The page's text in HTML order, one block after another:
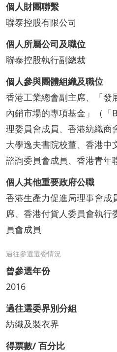
個人財團聯繫
聯泰控股有限公司
個人所屬公司及職位
聯泰控股執行副總裁
個人參與團體組織及職位
香港工業總會副主席、「發
內銷市場的專項基金」（「
理委員會成員、香港紡織商
大學逸夫書院校董、香港中
諮詢委員會成員、香港青年
個人其他重要政府公職
香港生產力促進局理事會成
席、香港付貨人委員會執行
員會成員
過往參選選委情況
曾參選年份
2016
過往選委界別分組
紡織及製衣界
得票數/ 百分比